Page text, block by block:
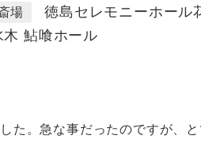
場
徳島セレモニーホール
木 鮎喰ホール
た。急な事だったのですが、と